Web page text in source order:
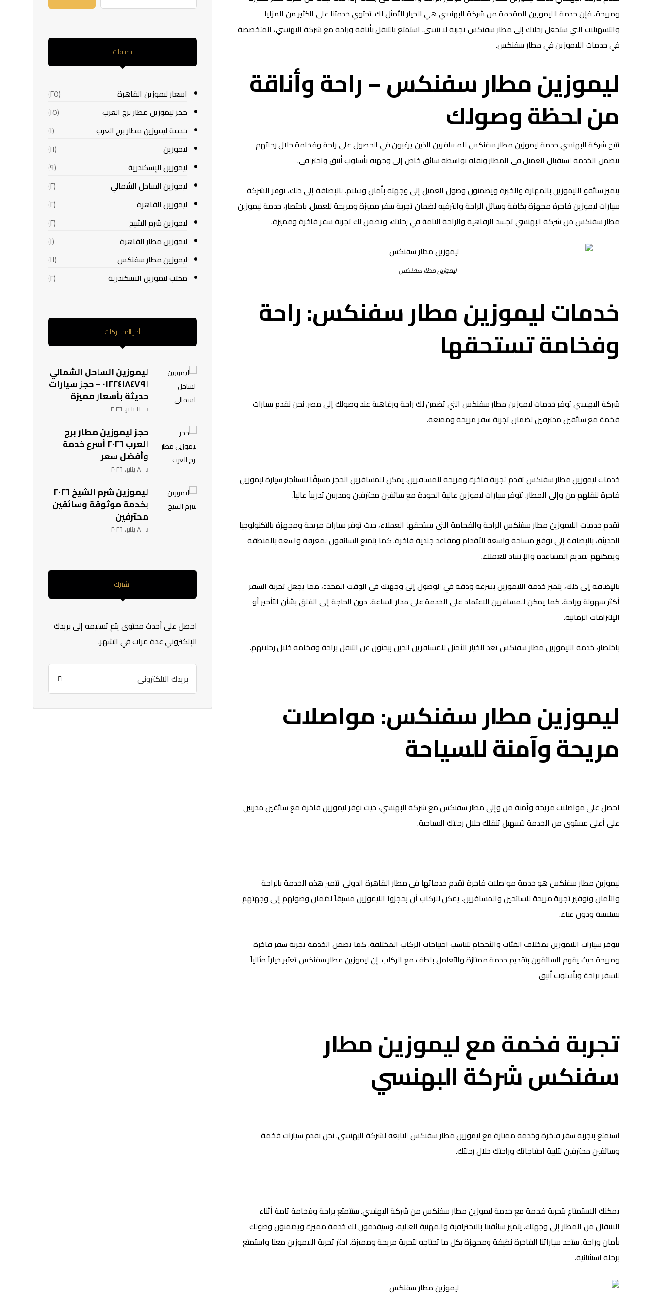
ومريحة، فإن خدمة الليموزين المقدمة من شركة البهنسي هي الخيار الأمثل لك. تحتوي خدمتنا على الكثير من المزايا
والتسهيلات التي ستجعل رحلتك إلى مطار سفنكس تجربة لا تنسى. استمتع بالتنقل بأناقة وراحة مع شركة البهنسي، المتخصصة
في خدمات الليموزين في مطار سفنكس.
ليموزين مطار سفنكس – راحة وأناقة
من لحظة وصولك
تتيح شركة البهنسي خدمة ليموزين مطار سفنكس للمسافرين الذين يرغبون في الحصول على راحة وفخامة خلال رحلتهم.
تتضمن الخدمة استقبال العميل في المطار ونقله بواسطة سائق خاص إلى وجهته بأسلوب أنيق واحترافي.
يتميز سائقو الليموزين بالمهارة والخبرة ويضمنون وصول العميل إلى وجهته بأمان وسلام. بالإضافة إلى ذلك، توفر الشركة
سيارات ليموزين فاخرة مجهزة بكافة وسائل الراحة والترفيه لضمان تجربة سفر مميزة ومريحة للعميل. باختصار، خدمة ليموزين
مطار سفنكس من شركة البهنسي تجسد الرفاهية والراحة التامة في رحلتك، وتضمن لك تجربة سفر فاخرة ومميزة.
ليموزين مطار سفنكس
خدمات ليموزين مطار سفنكس: راحة
وفخامة تستحقها
شركة البهنسي توفر خدمات ليموزين مطار سفنكس التي تضمن لك راحة ورفاهية عند وصولك إلى مصر. نحن نقدم سيارات
فخمة مع سائقين محترفين لضمان تجربة سفر مريحة وممتعة.
خدمات ليموزين مطار سفنكس تقدم تجربة فاخرة ومريحة للمسافرين. يمكن للمسافرين الحجز مسبقًا لاستئجار سيارة ليموزين
فاخرة لنقلهم من وإلى المطار. تتوفر سيارات ليموزين عالية الجودة مع سائقين محترفين ومدربين تدريباً عالياً.
تقدم خدمات الليموزين مطار سفنكس الراحة والفخامة التي يستحقها العملاء، حيث توفر سيارات مريحة ومجهزة بالتكنولوجيا
الحديثة، بالإضافة إلى توفير مساحة واسعة للأقدام ومقاعد جلدية فاخرة. كما يتمتع السائقون بمعرفة واسعة بالمنطقة
ويمكنهم تقديم المساعدة والإرشاد للعملاء.
بالإضافة إلى ذلك، يتميز خدمة الليموزين بسرعة ودقة في الوصول إلى وجهتك في الوقت المحدد، مما يجعل تجربة السفر
أكثر سهولة وراحة. كما يمكن للمسافرين الاعتماد على الخدمة على مدار الساعة، دون الحاجة إلى القلق بشأن التأخير أو
الإلتزامات الزمانية.
باختصار، خدمة الليموزين مطار سفنكس تعد الخيار الأمثل للمسافرين الذين يبحثون عن التنقل براحة وفخامة خلال رحلاتهم.
ليموزين مطار سفنكس: مواصلات
مريحة وآمنة للسياحة
احصل على مواصلات مريحة وآمنة من وإلى مطار سفنكس مع شركة البهنسي، حيث نوفر ليموزين فاخرة مع سائقين مدربين
على أعلى مستوى من الخدمة لتسهيل تنقلك خلال رحلتك السياحية.
ليموزين مطار سفنكس هو خدمة مواصلات فاخرة تقدم خدماتها في مطار القاهرة الدولي. تتميز هذه الخدمة بالراحة
والأمان وتوفير تجربة مريحة للسائحين والمسافرين. يمكن للركاب أن يحجزوا الليموزين مسبقاً لضمان وصولهم إلى وجهتهم
بسلاسة ودون عناء.
تتوفر سيارات الليموزين بمختلف الفئات والأحجام لتناسب احتياجات الركاب المختلفة. كما تضمن الخدمة تجربة سفر فاخرة
ومريحة حيث يقوم السائقون بتقديم خدمة ممتازة والتعامل بلطف مع الركاب. إن ليموزين مطار سفنكس تعتبر خياراً مثالياً
للسفر براحة وبأسلوب أنيق.
تجربة فخمة مع ليموزين مطار
سفنكس شركة البهنسي
استمتع بتجربة سفر فاخرة وخدمة ممتازة مع ليموزين مطار سفنكس التابعة لشركة البهنسي. نحن نقدم سيارات فخمة
وسائقين محترفين لتلبية احتياجاتك وراحتك خلال رحلتك.
يمكنك الاستمتاع بتجربة فخمة مع خدمة ليموزين مطار سفنكس من شركة البهنسي. ستتمتع براحة وفخامة تامة أثناء
الانتقال من المطار إلى وجهتك. يتميز سائقينا بالاحترافية والمهنية العالية، وسيقدمون لك خدمة مميزة ويضمنون وصولك
بأمان وراحة. ستجد سياراتنا الفاخرة نظيفة ومجهزة بكل ما تحتاجه لتجربة مريحة ومميزة. اختر تجربة الليموزين معنا واستمتع
برحلة استثنائية.
تصنيفات
اسعار ليموزين القاهرة
(٢٥)
حجز ليموزين مطار برج العرب
(١٥)
خدمة ليموزين مطار برج العرب
(١)
ليموزين
(١١)
ليموزين الإسكندرية
(٩)
ليموزين الساحل الشمالي
(٢)
ليموزين القاهرة
(٢)
ليموزين شرم الشيخ
(٢)
ليموزين مطار القاهرة
(١)
ليموزين مطار سفنكس
(١١)
مكتب ليموزين الاسكندرية
(٢)
آخر المشاركات
ليموزين الساحل الشمالي
٠١٢٢٤١٨٤٧٩١ – حجز سيارات
حديثة بأسعار مميزة
١١ يناير، ٢٠٢٦
حجز ليموزين مطار برج
العرب ٢٠٢٦ أسرع خدمة
وأفضل سعر
٨ يناير، ٢٠٢٦
ليموزين شرم الشيخ ٢٠٢٦
بخدمة موثوقة وسائقين
محترفين
٨ يناير، ٢٠٢٦
اشترك
احصل على أحدث محتوى يتم تسليمه إلى بريدك
الإلكتروني عدة مرات في الشهر.